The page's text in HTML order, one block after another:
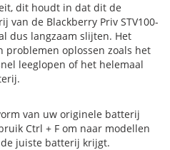
dit houdt in dat dit de
van de Blackberry Priv STV100-
dus langzaam slijten. Het
problemen oplossen zoals het
leeglopen of het helemaal
van uw originele batterij
Ctrl + F om naar modellen
juiste batterij krijgt.